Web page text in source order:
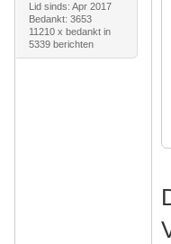
Lid sinds: Apr 2017
Bedankt: 3653
11210 x bedankt in
5339 berichten